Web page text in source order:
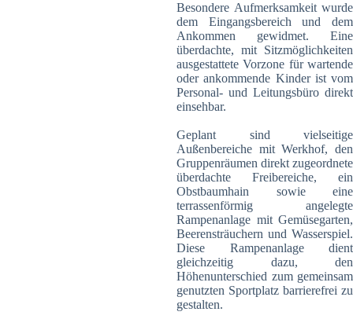
Besondere Aufmerksamkeit wurde
dem Eingangsbereich und dem
Ankommen gewidmet. Eine
überdachte, mit Sitzmöglichkeiten
ausgestattete Vorzone für wartende
oder ankommende Kinder ist vom
Personal- und Leitungsbüro direkt
einsehbar.
Geplant sind vielseitige
Außenbereiche mit Werkhof, den
Gruppenräumen direkt zugeordnete
überdachte Freibereiche, ein
Obstbaumhain sowie eine
terrassenförmig angelegte
Rampenanlage mit Gemüsegarten,
Beerensträuchern und Wasserspiel.
Diese Rampenanlage dient
gleichzeitig dazu, den
Höhenunterschied zum gemeinsam
genutzten Sportplatz barrierefrei zu
gestalten.